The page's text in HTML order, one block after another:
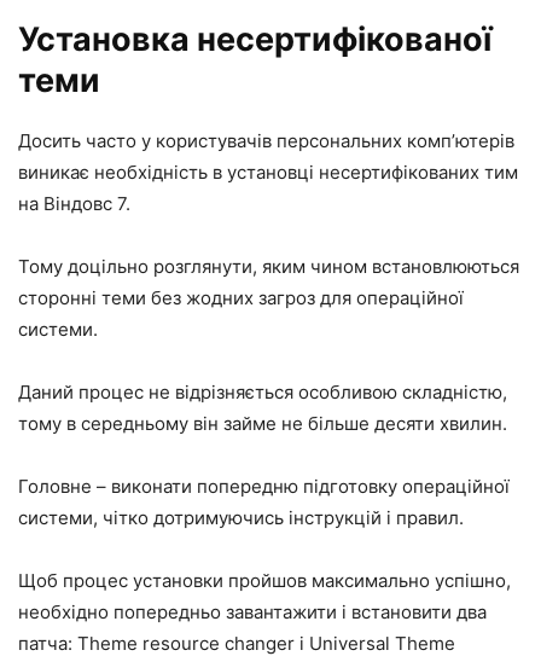
Установка несертифікованої
теми
Досить часто у користувачів персональних комп’ютерів
виникає необхідність в установці несертифікованих тим
на Віндовс 7.
Тому доцільно розглянути, яким чином встановлюються
сторонні теми без жодних загроз для операційної
системи.
Даний процес не відрізняється особливою складністю,
тому в середньому він займе не більше десяти хвилин.
Головне – виконати попередню підготовку операційної
системи, чітко дотримуючись інструкцій і правил.
Щоб процес установки пройшов максимально успішно,
необхідно попередньо завантажити і встановити два
патча: Theme resource changer і Universal Theme